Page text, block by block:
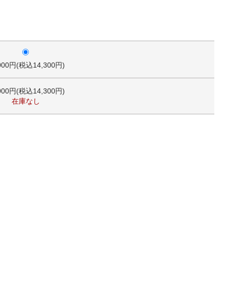
円(税込14,300円)
円(税込14,300円)
在庫なし